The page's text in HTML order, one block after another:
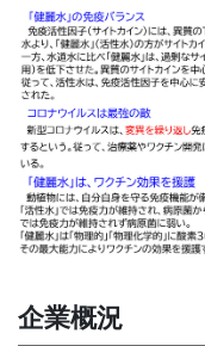
企業概況